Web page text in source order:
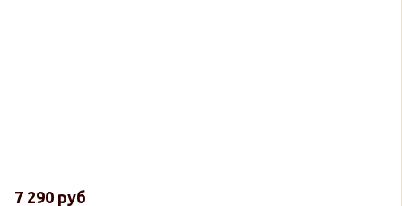
7 290 руб